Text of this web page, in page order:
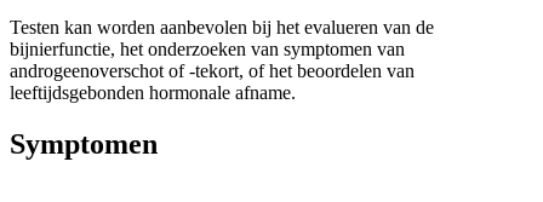
Testen kan worden aanbevolen bij het evalueren van de
bijnierfunctie, het onderzoeken van symptomen van
androgeenoverschot of -tekort, of het beoordelen van
leeftijdsgebonden hormonale afname.
Symptomen